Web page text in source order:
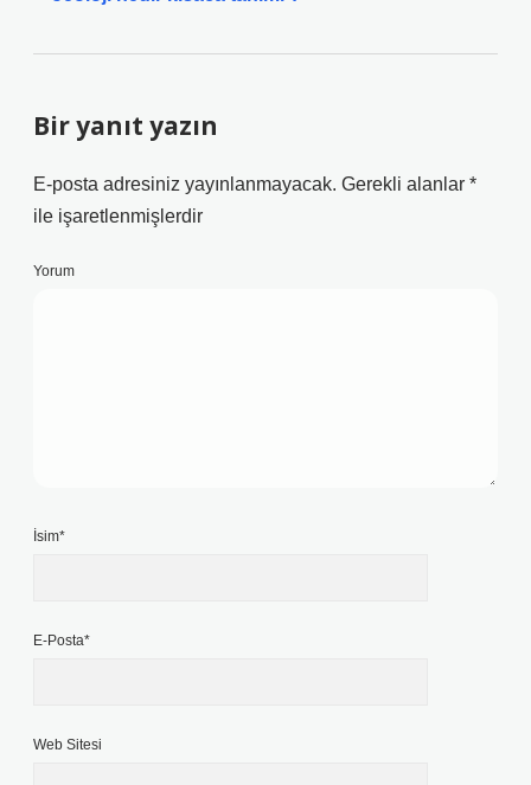
Bir yanıt yazın
E-posta adresiniz yayınlanmayacak. Gerekli alanlar *
ile işaretlenmişlerdir
Yorum
İsim*
E-Posta*
Web Sitesi